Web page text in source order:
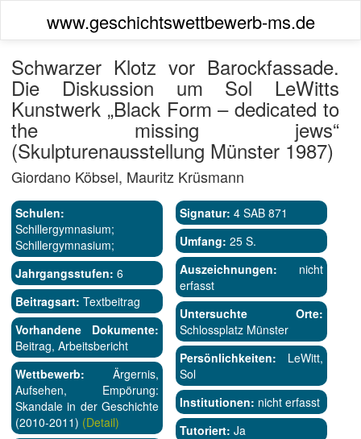
www.geschichtswettbewerb-ms.de
Schwarzer Klotz vor Barockfassade.
Die Diskussion um Sol LeWitts
Kunstwerk „Black Form – dedicated to
the missing jews“
(Skulpturenausstellung Münster 1987)
Giordano Köbsel, Mauritz Krüsmann
Schulen:
Schillergymnasium;
Schillergymnasium;
Jahrgangsstufen: 6
Beitragsart: Textbeitrag
Vorhandene Dokumente:
Beitrag, Arbeitsbericht
Wettbewerb: Ärgernis,
Aufsehen, Empörung:
Skandale in der Geschichte
(2010-2011) (Detail)
Signatur: 4 SAB 871
Umfang: 25 S.
Auszeichnungen: nicht
erfasst
Untersuchte Orte:
Schlossplatz Münster
Persönlichkeiten: LeWitt,
Sol
Institutionen: nicht erfasst
Tutoriert: Ja